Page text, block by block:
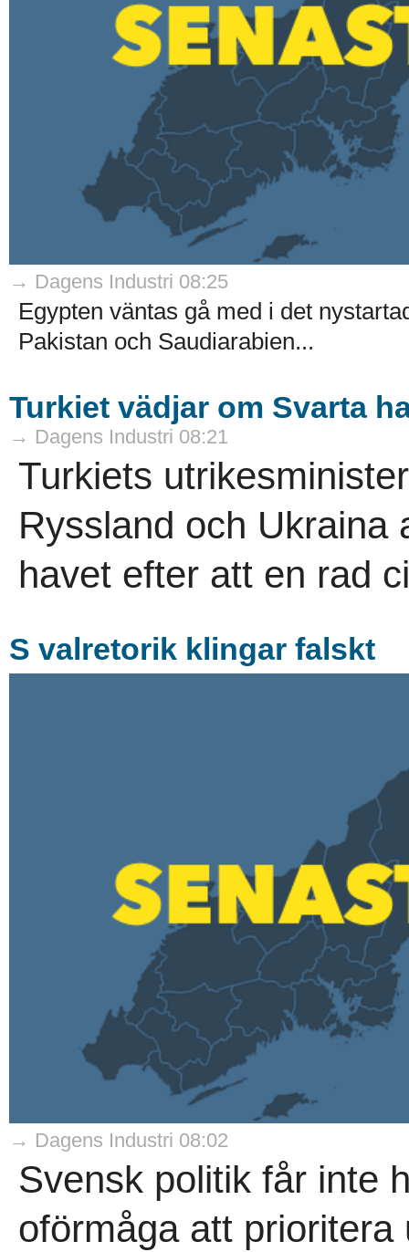
→ Dagens Industri 08:25
Egypten väntas gå med i det
Pakistan och Saudiarabien...
Turkiet vädjar om Svarta
→ Dagens Industri 08:21
Turkiets
Ryssland och Ukraina
havet efter att en rad
S valretorik klingar falskt
→ Dagens Industri 08:02
Svensk politik får inte
oförmåga att